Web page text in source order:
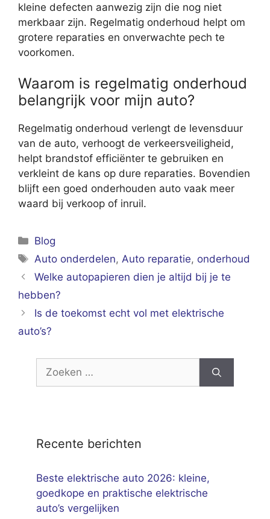
kleine defecten aanwezig zijn die nog niet
merkbaar zijn. Regelmatig onderhoud helpt om
grotere reparaties en onverwachte pech te
voorkomen.
Waarom is regelmatig onderhoud
belangrijk voor mijn auto?
Regelmatig onderhoud verlengt de levensduur
van de auto, verhoogt de verkeersveiligheid,
helpt brandstof efficiënter te gebruiken en
verkleint de kans op dure reparaties. Bovendien
blijft een goed onderhouden auto vaak meer
waard bij verkoop of inruil.
Categorieën
Blog
Tags
Auto onderdelen,Auto reparatie, onderhoud
Welke autopapieren dien je altijd bij je te
hebben?
Is de toekomst echt vol met elektrische
auto’s?
Zoek
Recente berichten
Beste elektrische auto 2026: kleine,
goedkope en praktische elektrische
auto’s vergelijken